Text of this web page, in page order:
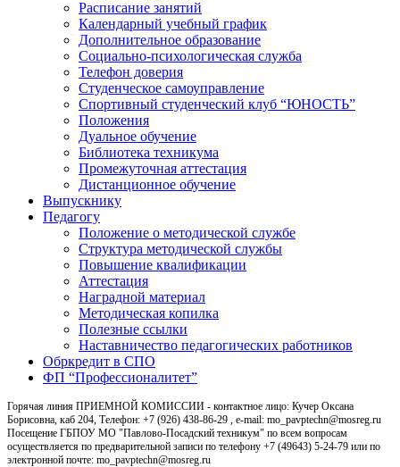
Расписание занятий
Календарный учебный график
Дополнительное образование
Социально-психологическая служба
Телефон доверия
Студенческое самоуправление
Спортивный студенческий клуб “ЮНОСТЬ”
Положения
Дуальное обучение
Библиотека техникума
Промежуточная аттестация
Дистанционное обучение
Выпускнику
Педагогу
Положение о методической службе
Структура методической службы
Повышение квалификации
Аттестация
Наградной материал
Методическая копилка
Полезные ссылки
Наставничество педагогических работников
Обркредит в СПО
ФП “Профессионалитет”
Горячая линия ПРИЕМНОЙ КОМИССИИ - контактное лицо: Кучер Оксана
Борисовна, каб 204, Телефон: +7 (926) 438-86-29 , e-mail: mo_pavptechn@mosreg.ru
Посещение ГБПОУ МО "Павлово-Посадский техникум" по всем вопросам
осуществляется по предварительной записи по телефону +7 (49643) 5-24-79 или по
электронной почте: mo_pavptechn@mosreg.ru